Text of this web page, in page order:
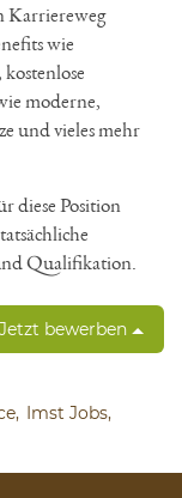
Karriereweg
wie
moderne,
und vieles mehr
diese Position
Qualifikation.
Jetzt bewerben
Imst Jobs,